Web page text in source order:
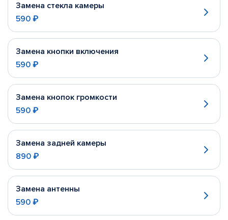
Замена стекла камеры
590 ₽
Замена кнопки включения
590 ₽
Замена кнопок громкости
590 ₽
Замена задней камеры
890 ₽
Замена антенны
590 ₽